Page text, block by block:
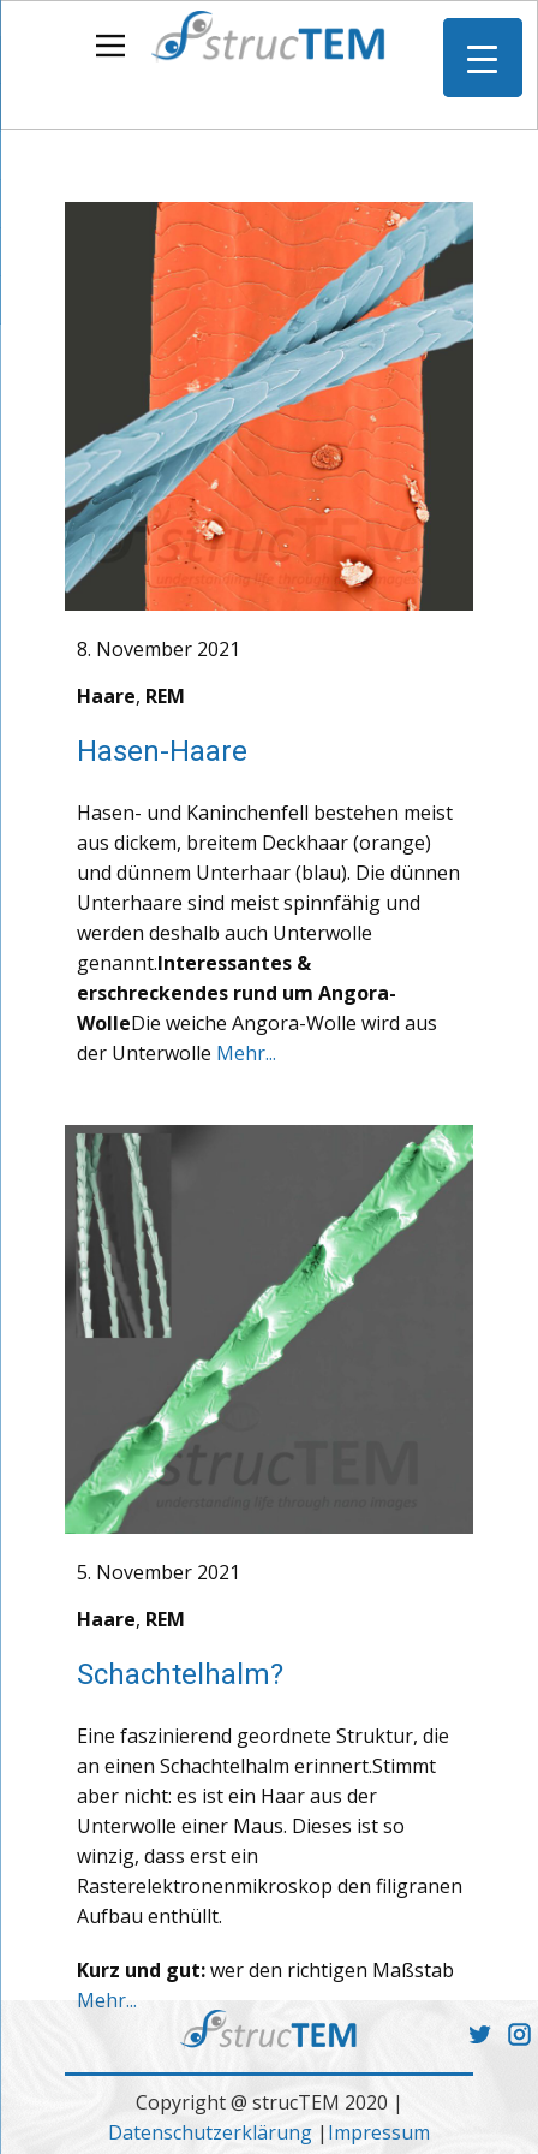
8. November 2021
Haare, REM
Hasen-Haare
Hasen- und Kaninchenfell bestehen meist
aus dickem, breitem Deckhaar (orange)
und dünnem Unterhaar (blau). Die dünnen
Unterhaare sind meist spinnfähig und
werden deshalb auch Unterwolle
genannt.Interessantes &
erschreckendes rund um Angora-
WolleDie weiche Angora-Wolle wird aus
der Unterwolle Mehr...
5. November 2021
Haare, REM
Schachtelhalm?
Eine faszinierend geordnete Struktur, die
an einen Schachtelhalm erinnert.Stimmt
aber nicht: es ist ein Haar aus der
Unterwolle einer Maus. Dieses ist so
winzig, dass erst ein
Rasterelektronenmikroskop den filigranen
Aufbau enthüllt.
Kurz und gut:wer den richtigen Maßstab
Mehr...
Copyright @ strucTEM 2020 |
Datenschutzerklärung | Impressum